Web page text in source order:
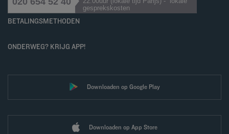
gesprekskosten
BETALINGSMETHODEN
ONDERWEG? KRIJG APP!
Downloaden op Google Play
Downloaden op App Store